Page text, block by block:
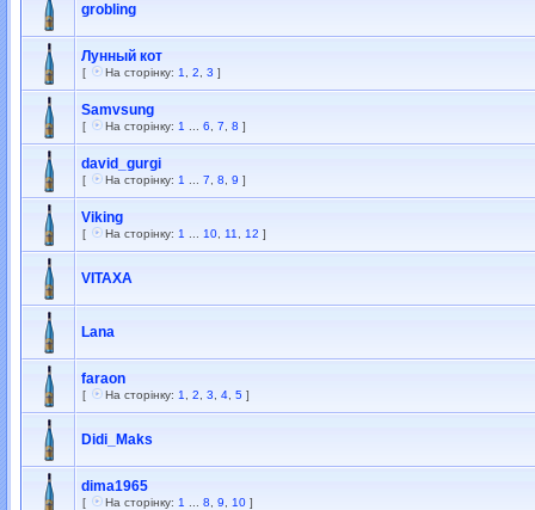
grobling
Лунный кот
[ На сторінку: 1 2 3 ]
Samvsung
[ На сторінку: 1 6 7 8 ]
david_gurgi
[ На сторінку: 1 7 8 9 ]
Viking
[ На сторінку: 1 10 11 12 ]
VITAXA
Lana
faraon
[ На сторінку: 1 2 3 4 5 ]
Didi_Maks
dima1965
[ На сторінку: 1 8 9 10 ]